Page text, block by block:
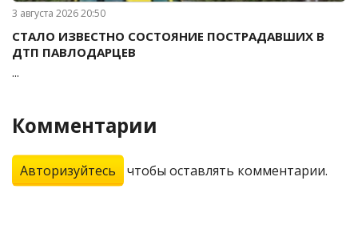
3 августа 2026 20:50
СТАЛО ИЗВЕСТНО СОСТОЯНИЕ ПОСТРАДАВШИХ В
ДТП ПАВЛОДАРЦЕВ
...
Комментарии
Авторизуйтесь чтобы оставлять комментарии.